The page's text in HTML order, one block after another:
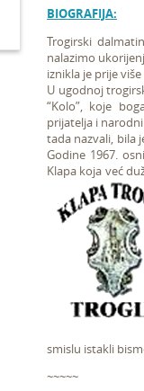
BIOGRAFIJA:
Trogirski
nalazimo
iznikla je prije
U ugodnoj
“Kolo”, koje
prijatelja i
tada nazvali, bila
Godine 1967.
Klapa koja već
smislu istakli
~~~~~